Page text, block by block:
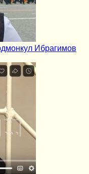
Ибрагимов